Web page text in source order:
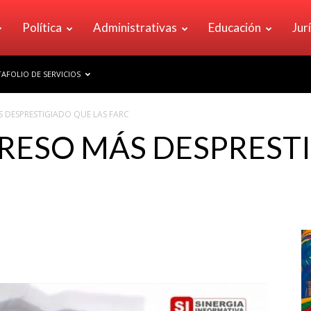
Política Administrativas Educación
DE SERVICIOS
QUE LAS FARC
MÁS